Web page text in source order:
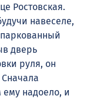
Ростовская.
навеселе,
дверь
руля, он
ему надоело, и